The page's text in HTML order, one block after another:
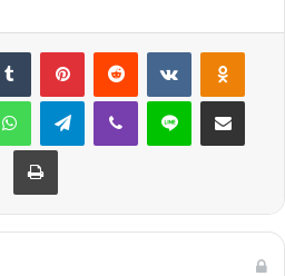
Tumblr PinterestReddit VKontakte
WhatsAppTelegramViber Line E-Posta ile
Yazdır